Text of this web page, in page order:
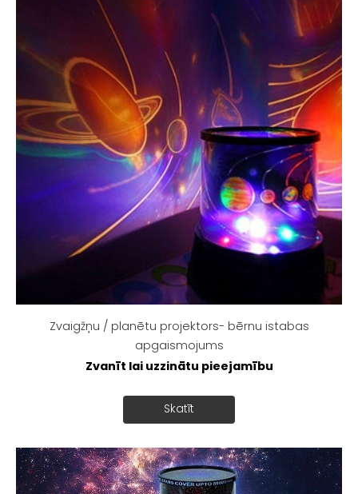
Zvaigžņu / planētu projektors- bērnu istabas
apgaismojums
Zvanīt lai uzzinātu pieejamību
Skatīt